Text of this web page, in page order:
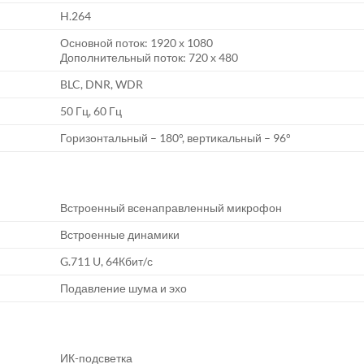
H.264
Основной поток: 1920 х 1080
Дополнительный поток: 720 х 480
BLC, DNR, WDR
50 Гц, 60 Гц
Горизонтальный – 180°, вертикальный – 96°
Встроенный всенаправленный микрофон
Встроенные динамики
G.711 U, 64Кбит/с
Подавление шума и эхо
ИК-подсветка